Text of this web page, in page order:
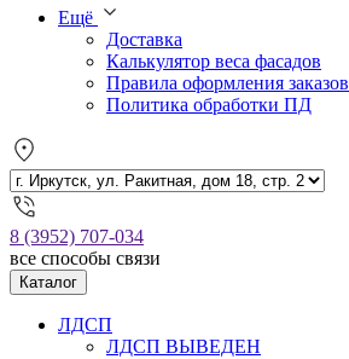
Ещё
Доставка
Калькулятор веса фасадов
Правила оформления заказов
Политика обработки ПД
8 (3952) 707-034
все способы связи
Каталог
ЛДСП
ЛДСП ВЫВЕДЕН